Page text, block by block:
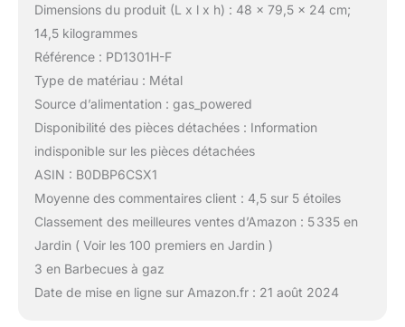
Dimensions du produit (L x l x h) : 48 x 79,5 x 24 cm;
14,5 kilogrammes
Référence : PD1301H-F
Type de matériau : Métal
Source d’alimentation : gas_powered
Disponibilité des pièces détachées : Information
indisponible sur les pièces détachées
ASIN : B0DBP6CSX1
Moyenne des commentaires client : 4,5 sur 5 étoiles
Classement des meilleures ventes d’Amazon : 5 335 en
Jardin ( Voir les 100 premiers en Jardin )
3 en Barbecues à gaz
Date de mise en ligne sur Amazon.fr : 21 août 2024